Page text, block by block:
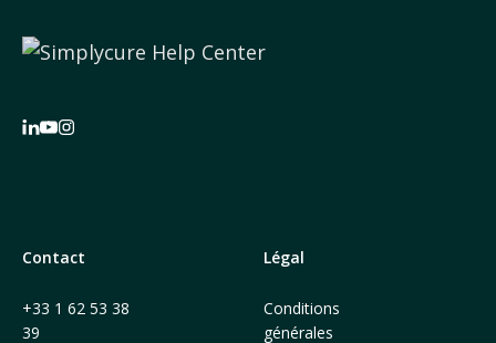
Contact
+33 1 62 53 38
39
Légal
Conditions
générales